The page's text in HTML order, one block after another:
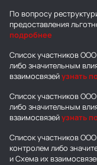
По вопросу
предоставления
подробнее
Список участников
либо значительным
взаимосвязейузнать
Список участников
либо значительным
взаимосвязейузнать
Список участников
контролем либо
и Схема их